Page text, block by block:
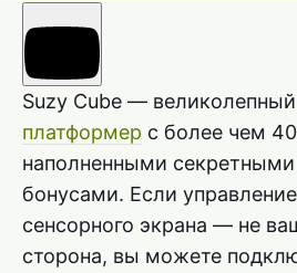
Suzy Cube —
платформер с более чем
наполненными
бонусами. Если
сенсорного экрана — не
сторона, вы можете